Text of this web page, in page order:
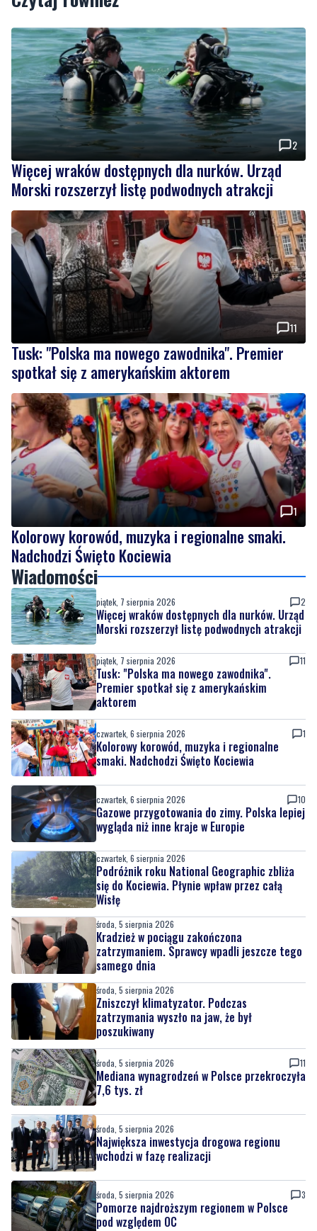
2
Więcej wraków dostępnych dla nurków. Urząd
Morski rozszerzył listę podwodnych atrakcji
11
Tusk: "Polska ma nowego zawodnika". Premier
spotkał się z amerykańskim aktorem
1
Kolorowy korowód, muzyka i regionalne smaki.
Nadchodzi Święto Kociewia
Wiadomości
piątek, 7 sierpnia 2026 2
Więcej wraków dostępnych dla nurków. Urząd
Morski rozszerzył listę podwodnych atrakcji
piątek, 7 sierpnia 2026 11
Tusk: "Polska ma nowego zawodnika".
Premier spotkał się z amerykańskim
aktorem
czwartek, 6 sierpnia 2026 1
Kolorowy korowód, muzyka i regionalne
smaki. Nadchodzi Święto Kociewia
czwartek, 6 sierpnia 2026 10
Gazowe przygotowania do zimy. Polska lepiej
wygląda niż inne kraje w Europie
czwartek, 6 sierpnia 2026
Podróżnik roku National Geographic zbliża
się do Kociewia. Płynie wpław przez całą
Wisłę
środa, 5 sierpnia 2026
Kradzież w pociągu zakończona
zatrzymaniem. Sprawcy wpadli jeszcze tego
samego dnia
środa, 5 sierpnia 2026
Zniszczył klimatyzator. Podczas
zatrzymania wyszło na jaw, że był
poszukiwany
środa, 5 sierpnia 2026 11
Mediana wynagrodzeń w Polsce przekroczyła
7,6 tys. zł
środa, 5 sierpnia 2026
Największa inwestycja drogowa regionu
wchodzi w fazę realizacji
środa, 5 sierpnia 2026 3
Pomorze najdroższym regionem w Polsce
pod względem OC